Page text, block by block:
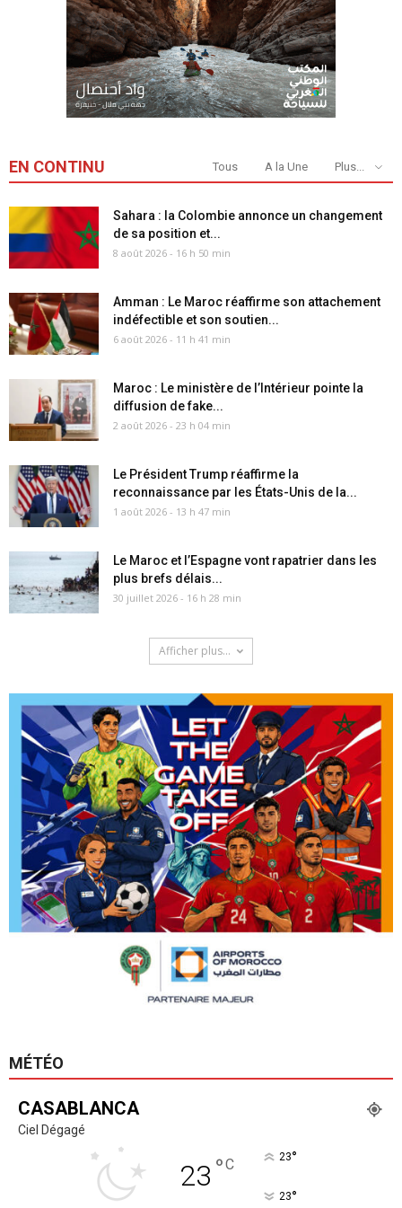
EN CONTINU Tous A la Une Plus...
Sahara : la Colombie annonce un changement
de sa position et...
8 août 2026 - 16 h 50 min
Amman : Le Maroc réaffirme son attachement
indéfectible et son soutien...
6 août 2026 - 11 h 41 min
Maroc : Le ministère de l’Intérieur pointe la
diffusion de fake...
2 août 2026 - 23 h 04 min
Le Président Trump réaffirme la
reconnaissance par les États-Unis de la...
1 août 2026 - 13 h 47 min
Le Maroc et l’Espagne vont rapatrier dans les
plus brefs délais...
30 juillet 2026 - 16 h 28 min
Afficher plus...
MÉTÉO
CASABLANCA
Ciel Dégagé
23 °C 23°
23°